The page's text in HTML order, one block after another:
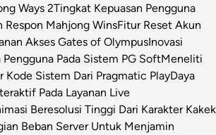
Ways 2Tingkat Kepuasan Pengguna
Respon Mahjong WinsFitur Reset Akun
Akses Gates of OlympusInovasi
Pada Sistem PG SoftMeneliti
Kode Sistem Dari Pragmatic PlayDaya
Pada Layanan Live
Beresolusi Tinggi Dari Karakter Kakek
Beban Server Untuk Menjamin